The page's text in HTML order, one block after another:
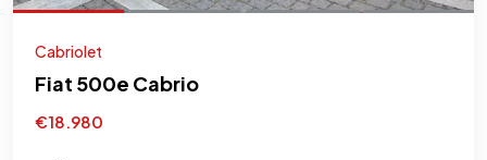
Cabriolet
Fiat 500e Cabrio
€18.980